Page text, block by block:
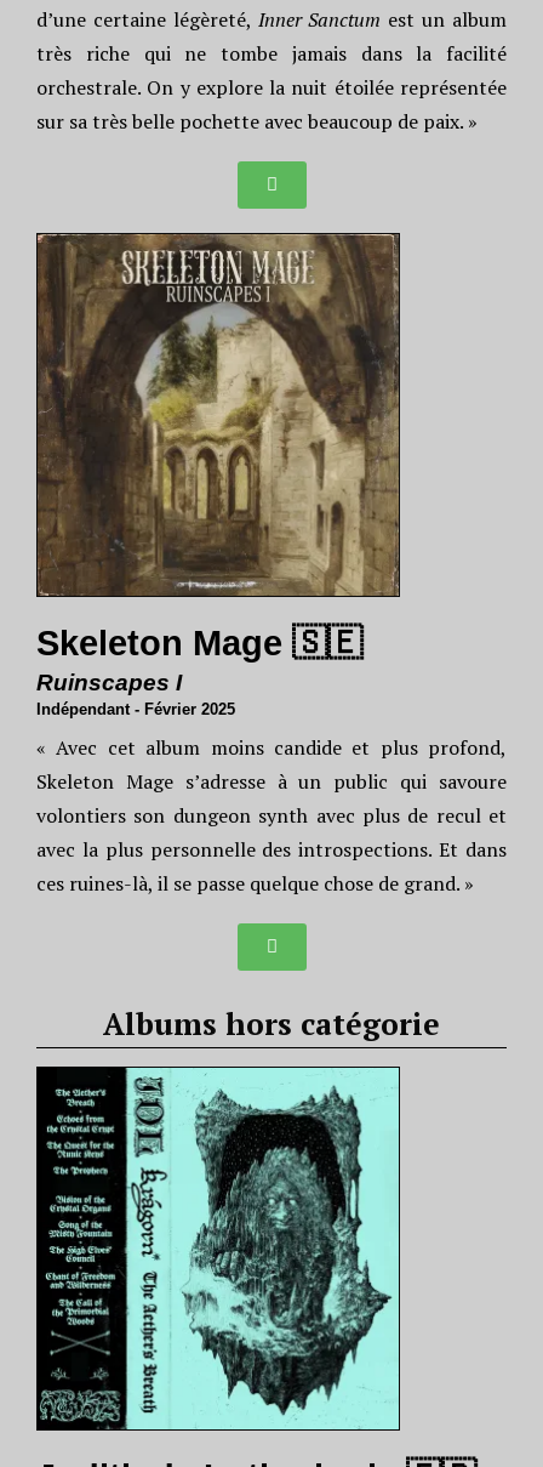
d’une certaine légèreté, Inner Sanctum est un album
très riche qui ne tombe jamais dans la facilité
orchestrale. On y explore la nuit étoilée représentée
sur sa très belle pochette avec beaucoup de paix. »
Skeleton Mage 🇸🇪
Ruinscapes I
Indépendant - Février 2025
« Avec cet album moins candide et plus profond,
Skeleton Mage s’adresse à un public qui savoure
volontiers son dungeon synth avec plus de recul et
avec la plus personnelle des introspections. Et dans
ces ruines-là, il se passe quelque chose de grand. »
Albums hors catégorie